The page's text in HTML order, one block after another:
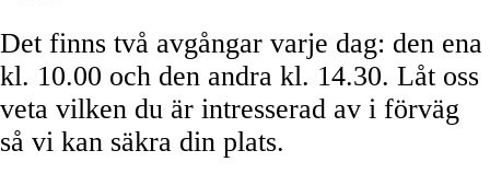
Det finns två avgångar varje dag: den ena
kl. 10.00 och den andra kl. 14.30. Låt oss
veta vilken du är intresserad av i förväg
så vi kan säkra din plats.